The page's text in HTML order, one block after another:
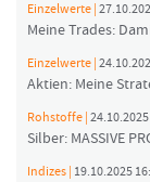
Einzelwerte |
Meine Trades:
Einzelwerte |
Aktien: Meine
Rohstoffe |
Silber: MASSIVE
Indizes | 19.10.2025